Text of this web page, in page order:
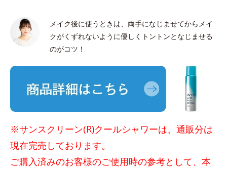
メイク後に使うときは、両手になじませてからメイ
クがくずれないように優しくトントンとなじませる
のがコツ！
※サンスクリーン(R)クールシャワーは、通販分は
現在完売しております。
ご購入済みのお客様のご使用時の参考として、本